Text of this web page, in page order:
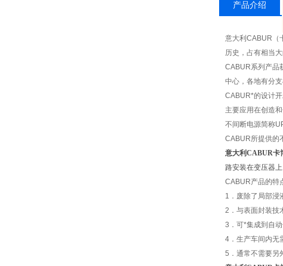
产品介绍
意大利CABUR（
历史，占有相当
CABUR系列产品
中心，各地有分
CABUR*的设计
主要应用在创造
不间断电源简称
CABUR所提供的
意大利CABUR卡
路安装在变压器上
CABUR产品的特
1 ．废除了局部浸
2 ．与表面封装技
3 ．可*集成到自
4 ．生产车间内无
5 ．通常不需要另